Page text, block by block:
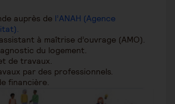
auprès de l’ANAH (Agence
à maîtrise d’ouvrage (AMO).
du logement.
de travaux.
par des professionnels.
financière.